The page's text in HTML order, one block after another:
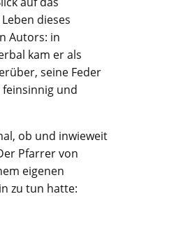
dieses
Autors: in
kam er als
seine Feder
und
ob und inwieweit
Pfarrer von
eigenen
zu tun hatte: